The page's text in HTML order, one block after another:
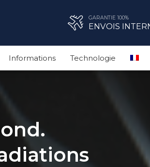
GARANTIE 100%
ENVOIS
Informations Technologie